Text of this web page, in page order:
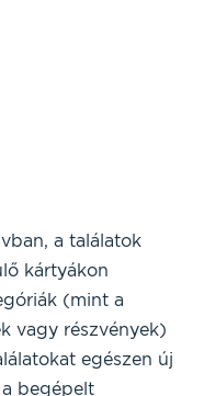
a találatok
kártyákon
(mint a
vagy részvények)
egészen új
begépelt